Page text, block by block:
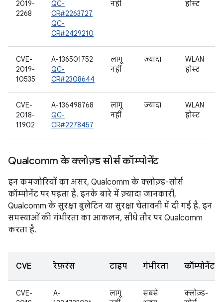
2019-
2268
QC-
CR#2263727
QC-
CR#2429210
नहीं होस्ट
CVE-
2019-
10535
A-136501752
QC-
CR#2308644
लागू
नहीं
ज़्यादा
WLAN
होस्ट
CVE-
2018-
11902
A-136498768
QC-
CR#2278457
लागू
नहीं
ज़्यादा
WLAN
होस्ट
Qualcomm के क्लोज़्ड सोर्स कॉम्पोनेंट
इन कमजोरियों का असर, Qualcomm के क्लोज़्ड-सोर्स
कॉम्पोनेंट पर पड़ता है. इनके बारे में ज़्यादा जानकारी,
Qualcomm के सुरक्षा बुलेटिन या सुरक्षा चेतावनी में दी गई है. इन
समस्याओं की गंभीरता का आकलन, सीधे तौर पर Qualcomm
करता है.
CVE रेफ़रंस टाइप गंभीरता कॉम्पोनेंट
CVE-
A-
लागू
सबसे
क्लोज़्ड-